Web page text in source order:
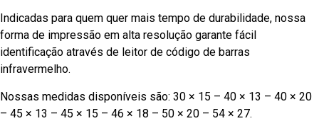
Indicadas para quem quer mais tempo de durabilidade, nossa
forma de impressão em alta resolução garante fácil
identificação através de leitor de código de barras
infravermelho.
Nossas medidas disponíveis são: 30 × 15 – 40 × 13 – 40 × 20
– 45 × 13 – 45 × 15 – 46 × 18 – 50 × 20 – 54 × 27.